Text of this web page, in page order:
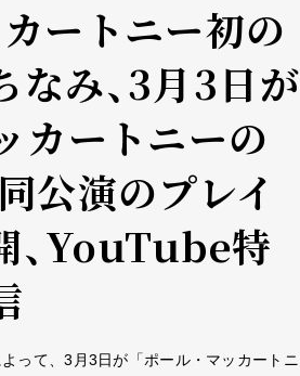
ートニー初の
なみ、3月3日が
カートニーの
公演のプレイ
、YouTube特
って、3月3日が「ポール・マッカートニ